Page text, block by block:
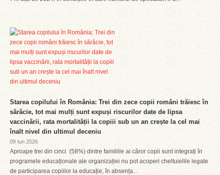
Starea copilului în România: Trei din zece copii români trăiesc în
sărăcie, tot mai mulți sunt expuși riscurilor date de lipsa
vaccinării, rata mortalității la copiii sub un an crește la cel mai
înalt nivel din ultimul deceniu
09 Iun 2026
Aproape trei din cinci (58%) dintre familiile ai căror copii sunt integrați în
programele educaționale ale organizației nu pot acoperi cheltuielile legate
de participarea copiilor la educație, în absența...